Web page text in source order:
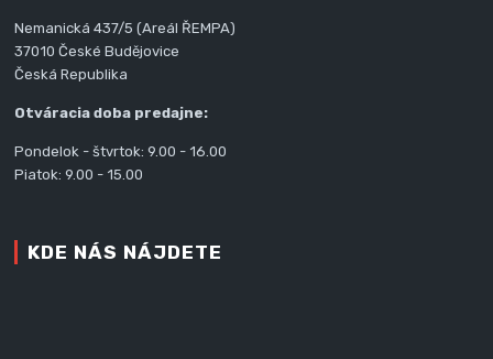
Nemanická 437/5 (Areál ŘEMPA)
37010 České Budějovice
Česká Republika
Otváracia doba predajne:
Pondelok - štvrtok: 9.00 - 16.00
Piatok: 9.00 - 15.00
KDE NÁS NÁJDETE